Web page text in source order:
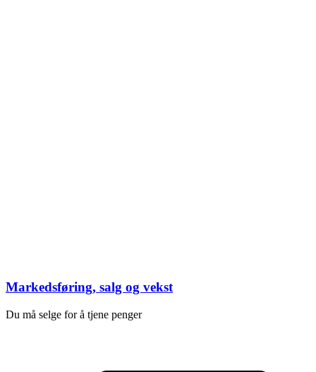
Markedsføring, salg og vekst
Du må selge for å tjene penger